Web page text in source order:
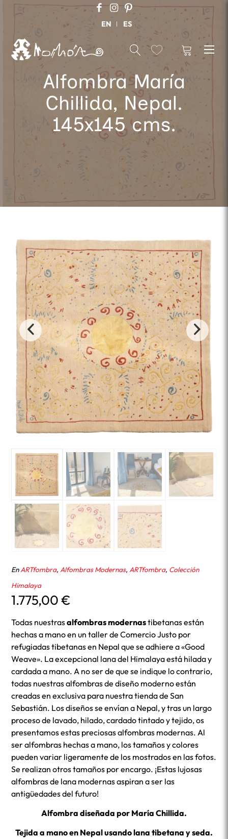
EN ES
Alfombra María
Chillida, Nepal.
145x145 cms.
EnARTfombra,Alfombras Modernas,ARTfombra, Colección
Himalaya
1.775,00€
Todas nuestrasalfombras modernastibetanas están
hechas a mano en un taller de Comercio Justo por
refugiadas tibetanas en Nepal que se adhiere a «Good
Weave». La excepcional lana del Himalaya está hilada y
cardada a mano. A no ser de que se indique lo contrario,
todas nuestras alfombras de diseño moderno están
creadas en exclusiva para nuestra tienda de San
Sebastián. Los diseños se envían a Nepal, y tras un largo
proceso de lavado, hilado, cardado tintado y tejido, os
presentamos estas preciosas alfombras modernas. Al
ser alfombras hechas a mano, los tamaños y colores
pueden variar ligeramente de los mostrados en las fotos.
Se realizan otros tamaños por encargo. ¡Estas lujosas
alfombras de lana modernas aspiran a ser las
antigüedades del futuro!
Alfombra diseñada por María Chillida.
Tejida a mano en Nepal usando lana tibetana y seda.